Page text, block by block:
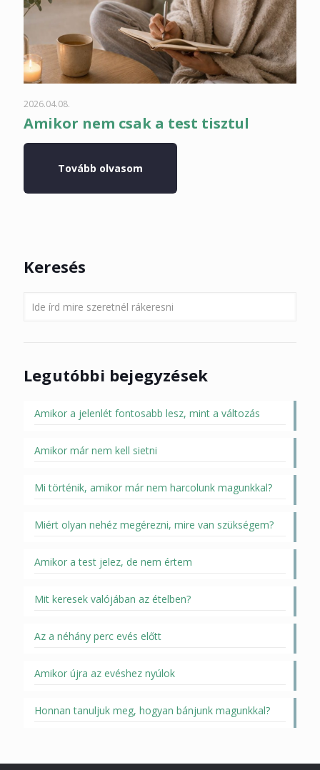
2026.04.08.
Amikor nem csak a test tisztul
Tovább olvasom
Keresés
Legutóbbi bejegyzések
Amikor a jelenlét fontosabb lesz, mint a változás
Amikor már nem kell sietni
Mi történik, amikor már nem harcolunk magunkkal?
Miért olyan nehéz megérezni, mire van szükségem?
Amikor a test jelez, de nem értem
Mit keresek valójában az ételben?
Az a néhány perc evés előtt
Amikor újra az evéshez nyúlok
Honnan tanuljuk meg, hogyan bánjunk magunkkal?